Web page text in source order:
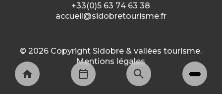
+33(0)5 63 74 63 38
accueil@sidobretourisme.fr
© 2026 Copyright Sidobre & vallées tourisme.
Mentions légales